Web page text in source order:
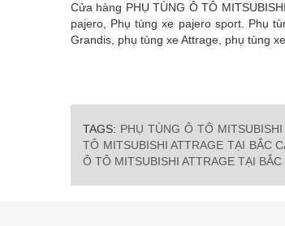
Cửa hàng PHỤ TÙNG Ô TÔ
pajero, Phụ tùng xe pajero sport. Phụ
Grandis, phụ tùng xe Attrage, phụ tùng
TAGS: PHỤ TÙNG Ô TÔ MITSUBISHI
TÔ MITSUBISHI ATTRAGE TẠI BẮC
Ô TÔ MITSUBISHI ATTRAGE TẠI BẮC